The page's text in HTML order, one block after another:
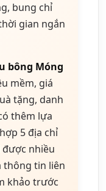
bung chỉ
gian ngắn
bông Móng
mềm, giá
tặng, danh
thêm lựa
5 địa chỉ
được nhiều
thông tin liên
khảo trước